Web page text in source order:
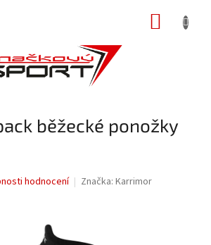
běžecké ponožky
hodnocení Značka: Karrimor